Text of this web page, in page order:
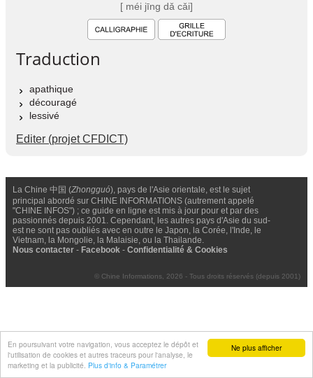
Ne plus afficher
En poursuivant votre navigation, vous acceptez le dépôt et
l'utilisation de cookies et autres traceurs pour l'analyse, le
marketing et la publicité. Plus d'info & Paramétrer
[ méi jīng dǎ cǎi]
Traduction
apathique
découragé
lessivé
Editer (projet CFDICT)
La Chine 中国 (Zhongguó), pays de l'Asie orientale, est le sujet
principal abordé sur CHINE INFORMATIONS (autrement appelé
"CHINE INFOS") ; ce guide en ligne est mis à jour pour et par des
passionnés depuis 2001. Cependant, les autres pays d'Asie du sud-
est ne sont pas oubliés avec en outre le Japon, la Corée, l'Inde, le
Vietnam, la Mongolie, la Malaisie, ou la Thailande.
Nous contacter - Facebook - Confidentialité & Cookies
© Chine Informations, 2026 - Tous droits réservés (depuis 2001)